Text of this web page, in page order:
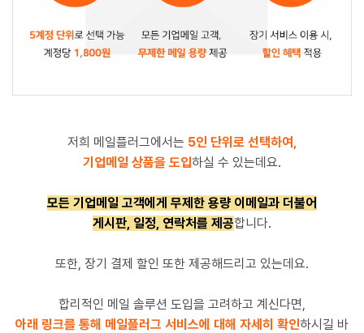
저희 메일플러그에서는 5인 단위로 선택하여,
기업메일 상품을 도입하실 수 있는데요.
모든 기업메일 고객에게 무제한 용량 이메일과 더불어
게시판, 일정, 연락처를 제공합니다.
또한, 장기 결제 할인 또한 제공해드리고 있는데요.
합리적인 메일 솔루션 도입을 고려하고 계신다면,
아래 링크를 통해 메일플러그 서비스에 대해 자세히 확인하시길 바